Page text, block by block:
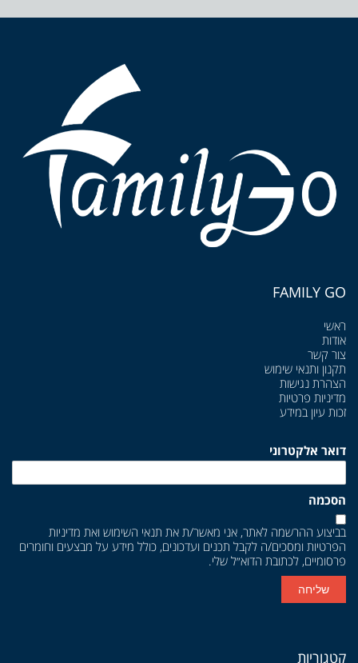
FAMILY GO
ראשי
אודות
צור קשר
תקנון ותנאי שימוש
הצהרת נגישות
מדיניות פרטיות
זכות עיון במידע
דואר אלקטרוני
הסכמה
בביצוע ההרשמה לאתר, אני מאשר/ת את תנאי השימוש ואת מדיניות
הפרטיות ומסכים/ה לקבל תכנים ועדכונים, כולל מידע על מבצעים וחומרים
פרסומיים, לכתובת הדוא״ל שלי.
שליחה
קטגוריות